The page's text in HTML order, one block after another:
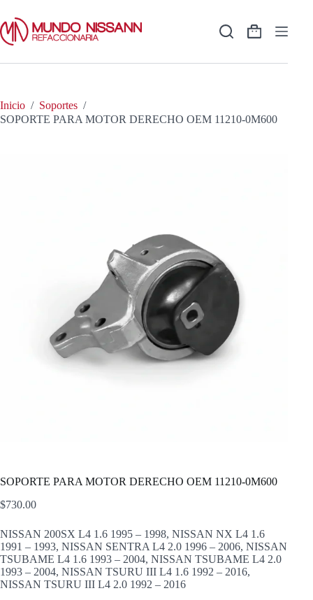
contenido
Shopping
Inicio / Soportes /
SOPORTE PARA MOTOR DERECHO OEM 11210-0M600
SOPORTE PARA MOTOR DERECHO OEM 11210-0M600
$730.00
NISSAN 200SX L4 1.6 1995 – 1998, NISSAN NX L4 1.6
1991 – 1993, NISSAN SENTRA L4 2.0 1996 – 2006, NISSAN
TSUBAME L4 1.6 1993 – 2004, NISSAN TSUBAME L4 2.0
1993 – 2004, NISSAN TSURU III L4 1.6 1992 – 2016,
NISSAN TSURU III L4 2.0 1992 – 2016